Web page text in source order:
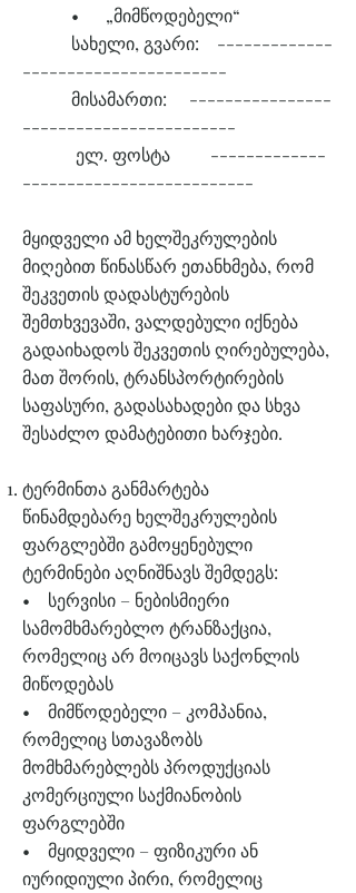
• „მიმწოდებელი“
სახელი, გვარი: -------------
-----------------------
მისამართი: ----------------
------------------------
ელ. ფოსტა -------------
--------------------------
მყიდველი ამ ხელშეკრულების
მიღებით წინასწარ ეთანხმება, რომ
შეკვეთის დადასტურების
შემთხვევაში, ვალდებული იქნება
გადაიხადოს შეკვეთის ღირებულება,
მათ შორის, ტრანსპორტირების
საფასური, გადასახადები და სხვა
შესაძლო დამატებითი ხარჯები.
ტერმინთა განმარტება
წინამდებარე ხელშეკრულების
ფარგლებში გამოყენებული
ტერმინები აღნიშნავს შემდეგს:
• სერვისი – ნებისმიერი
სამომხმარებლო ტრანზაქცია,
რომელიც არ მოიცავს საქონლის
მიწოდებას
• მიმწოდებელი – კომპანია,
რომელიც სთავაზობს
მომხმარებლებს პროდუქციას
კომერციული საქმიანობის
ფარგლებში
• მყიდველი – ფიზიკური ან
იურიდიული პირი, რომელიც